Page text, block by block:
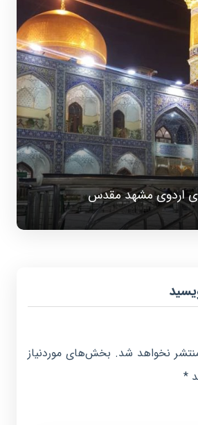
اردوی مشهد مقدس
نخواهد شد. بخش‌های موردنیاز
*